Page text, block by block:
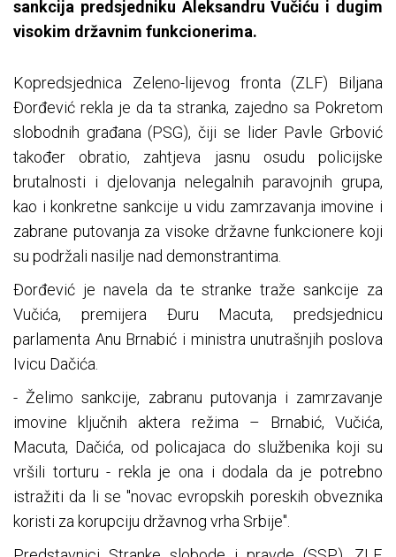
sankcija predsjedniku Aleksandru Vučiću i dugim
visokim državnim funkcionerima.
Kopredsjednica Zeleno-lijevog fronta (ZLF) Biljana
Đorđević rekla je da ta stranka, zajedno sa Pokretom
slobodnih građana (PSG), čiji se lider Pavle Grbović
također obratio, zahtjeva jasnu osudu policijske
brutalnosti i djelovanja nelegalnih paravojnih grupa,
kao i konkretne sankcije u vidu zamrzavanja imovine i
zabrane putovanja za visoke državne funkcionere koji
su podržali nasilje nad demonstrantima.
Đorđević je navela da te stranke traže sankcije za
Vučića, premijera Đuru Macuta, predsjednicu
parlamenta Anu Brnabić i ministra unutrašnjih poslova
Ivicu Dačića.
- Želimo sankcije, zabranu putovanja i zamrzavanje
imovine ključnih aktera režima – Brnabić, Vučića,
Macuta, Dačića, od policajaca do službenika koji su
vršili torturu - rekla je ona i dodala da je potrebno
istražiti da li se "novac evropskih poreskih obveznika
koristi za korupciju državnog vrha Srbije".